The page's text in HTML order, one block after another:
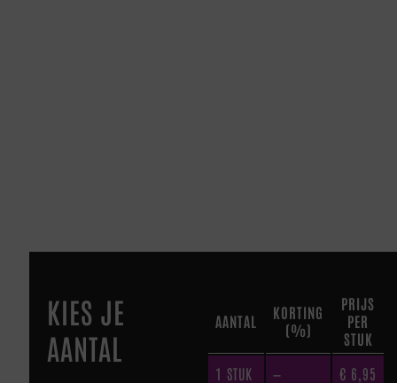
KIES JE
AANTAL
AANTAL
KORTING
(%)
PRIJS
PER
STUK
1 STUK — € 6,95